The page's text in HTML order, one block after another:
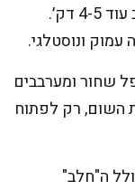
מוסיפים גזר וסלרי וממשיכים לערבב עוד 4-5 דק׳.
עמוק ונוסטלגי.
שחור ומערבבים
השום, רק לפתוח
ה"חלב"